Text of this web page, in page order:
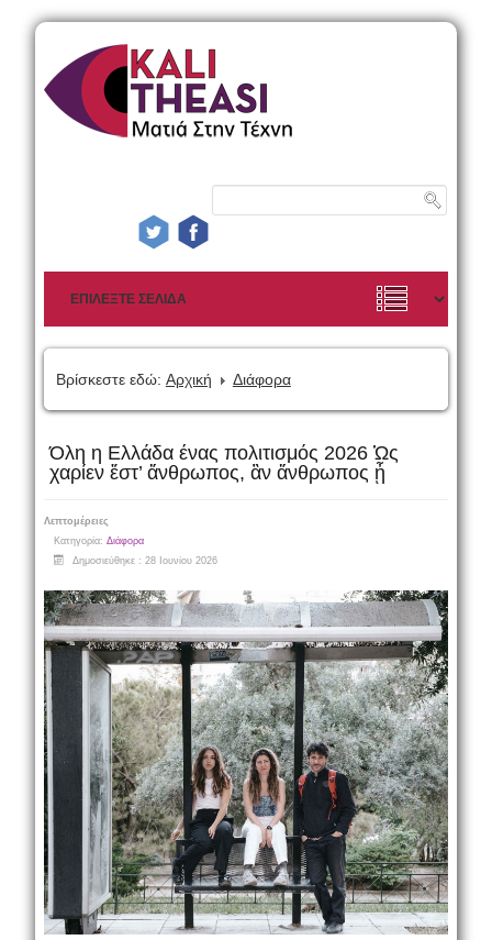
Βρίσκεστε εδώ: Αρχική Διάφορα
Όλη η Ελλάδα ένας πολιτισμός 2026 Ὡς
χαρίεν ἔστ’ ἄνθρωπος, ἂν ἄνθρωπος ᾖ
Λεπτομέρειες
Κατηγορία: Διάφορα
Δημοσιεύθηκε : 28 Ιουνίου 2026